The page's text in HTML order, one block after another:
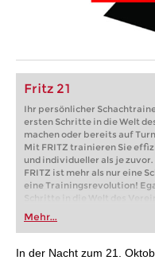
Fritz 21
Ihr persönlicher
ersten Schritte in die Welt
machen oder bereits auf
Mit FRITZ trainieren Sie
und individueller als je zuvor.
FRITZ ist mehr als nur eine
eine Trainingsrevolution!
Schritte in die Welt des
oder bereits auf
FRITZ trainieren Sie
individueller als je zuvor.
Mehr...
In der Nacht zum 21.